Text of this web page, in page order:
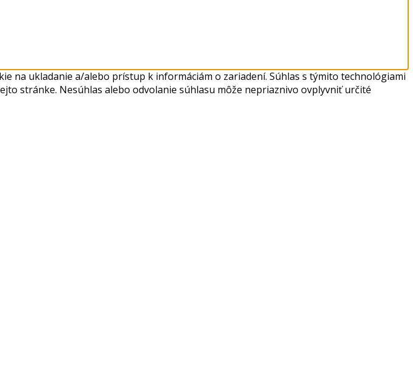
na ukladanie a/alebo prístup k informáciám o zariadení. Súhlas s týmito technológiami
stránke. Nesúhlas alebo odvolanie súhlasu môže nepriaznivo ovplyvniť určité